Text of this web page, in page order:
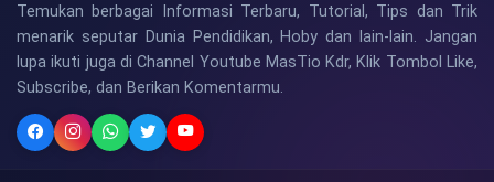
Temukan berbagai Informasi Terbaru, Tutorial, Tips dan Trik
menarik seputar Dunia Pendidikan, Hoby dan lain-lain. Jangan
lupa ikuti juga di Channel Youtube MasTio Kdr, Klik Tombol Like,
Subscribe, dan Berikan Komentarmu.